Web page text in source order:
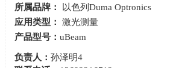
所属品牌：
以色列Duma Optronics
应用类型：
激光测量
产品型号：uBeam
负责人：孙泽明4